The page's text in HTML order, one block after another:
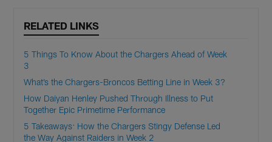
RELATED LINKS
5 Things To Know About the Chargers Ahead of Week
3
What’s the Chargers-Broncos Betting Line in Week 3?
How Daiyan Henley Pushed Through Illness to Put
Together Epic Primetime Performance
5 Takeaways: How the Chargers Stingy Defense Led
the Way Against Raiders in Week 2